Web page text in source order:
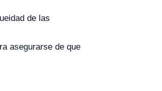
de las
asegurarse de que